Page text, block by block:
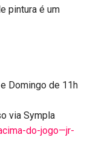
pintura é um
Domingo de 11h
via Sympla
do-jogo—jr-